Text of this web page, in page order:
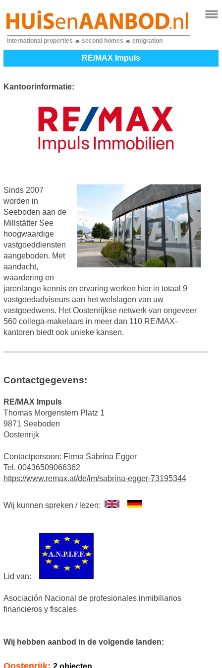
international properties second homes emigration
RE/MAX Impuls
Kantoorinformatie:
Sinds 2007
worden in
Seeboden aan de
Millstätter See
hoogwaardige
vastgoeddiensten
aangeboden. Met
aandacht,
waardering en
jarenlange kennis en ervaring werken hier in totaal 9
vastgoedadviseurs aan het welslagen van uw
vastgoedwens. Het Oostenrijkse netwerk van ongeveer
560 collega-makelaars in meer dan 110 RE/MAX-
kantoren biedt ook unieke kansen.
Contactgegevens:
RE/MAX Impuls
Thomas Morgenstern Platz 1
9871 Seeboden
Oostenrijk
Contactpersoon: Firma Sabrina Egger
Tel. 00436509066362
https://www.remax.at/de/im/sabrina-egger-73195344
Wij kunnen spreken / lezen:
Lid van:
Asociación Nacional de profesionales inmibiliarios
financieros y fiscales
Wij hebben aanbod in de volgende landen: